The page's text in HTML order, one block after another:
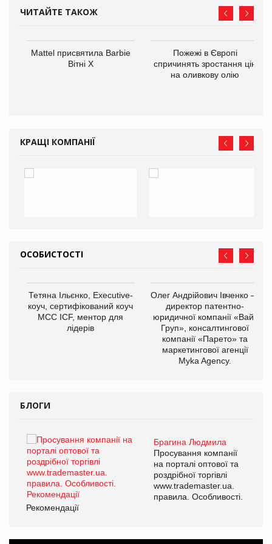
ЧИТАЙТЕ ТАКОЖ
Mattel присвятила Barbie
Вітні Х
Пожежі в Європі
спричинять зростання цін
на оливкову олію
КРАЩІ КОМПАНІЇ
ОСОБИСТОСТІ
Тетяна Ільєнко, Executive-
коуч, сертифікований коуч
МСС ICF, ментор для
лідерів
Олег Андрійович Івченко —
директор патентно-
юридичної компанії «Вайз
Груп», консалтингової
компанії «Парето» та
маркетингової агенції
Myka Agency.
БЛОГИ
Брагина Людмила
Просування компанії
на порталі оптової та
роздрібної торгівлі
www.trademaster.ua.
правила. Особливості.
Рекомендації